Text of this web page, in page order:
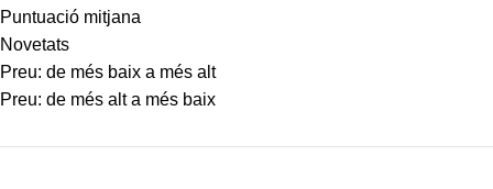
Puntuació mitjana
Novetats
Preu: de més baix a més alt
Preu: de més alt a més baix